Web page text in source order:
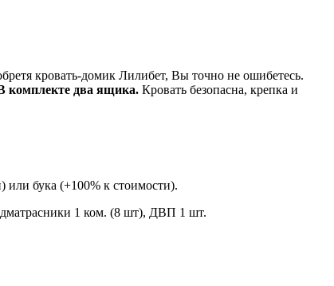
кровать-домик Лилибет, Вы точно не ошибетесь.
комплекте два ящика. Кровать безопасна, крепка и
бука (+100% к стоимости).
1 ком. (8 шт), ДВП 1 шт.